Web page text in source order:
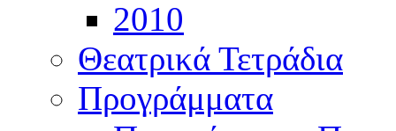
2010
Θεατρικά Τετράδια
Προγράμματα